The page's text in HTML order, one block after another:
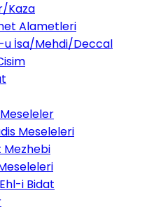
Kaza
Alametleri
u İsa/Mehdi/Deccal
Meseleler
Meseleleri
Mezhebi
i Bidat